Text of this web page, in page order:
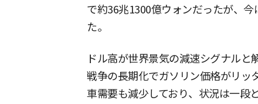
で約36兆1300億ウォンだったが、
た。
ドル高が世界景気の減速シグナルと
戦争の長期化でガソリン価格がリッ
車需要も減少しており、状況は一段